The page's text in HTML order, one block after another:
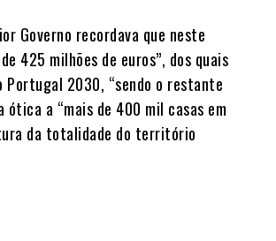
Governo recordava que neste
425 milhões de euros”, dos quais
Portugal 2030, “sendo o restante
a “mais de 400 mil casas em
da totalidade do território